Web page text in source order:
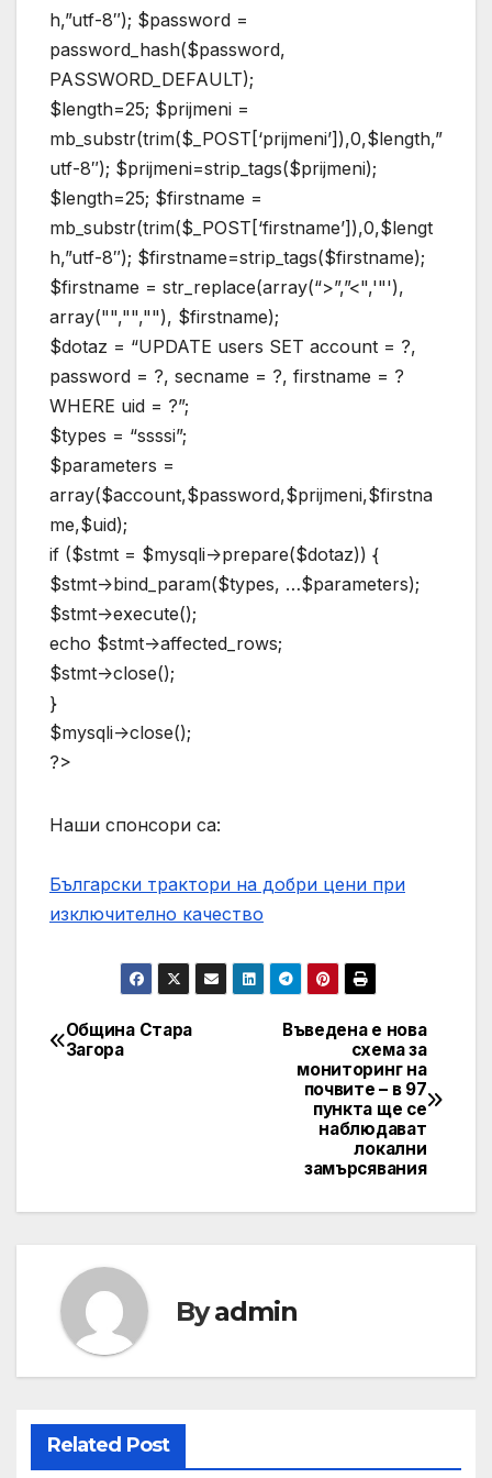
h,”utf-8″); $password =
password_hash($password,
PASSWORD_DEFAULT);
$length=25; $prijmeni =
mb_substr(trim($_POST[‘prijmeni’]),0,$length,”
utf-8″); $prijmeni=strip_tags($prijmeni);
$length=25; $firstname =
mb_substr(trim($_POST[‘firstname’]),0,$lengt
h,”utf-8″); $firstname=strip_tags($firstname);
$firstname = str_replace(array(“>”,”<",'"'),
array("","",""), $firstname);
$dotaz = “UPDATE users SET account = ?,
password = ?, secname = ?, firstname = ?
WHERE uid = ?”;
$types = “ssssi”;
$parameters =
array($account,$password,$prijmeni,$firstna
me,$uid);
if ($stmt = $mysqli->prepare($dotaz)) {
$stmt->bind_param($types, …$parameters);
$stmt->execute();
echo $stmt->affected_rows;
$stmt->close();
}
$mysqli->close();
?>
Наши спонсори са:
Български трактори на добри цени при
изключително качество
Post
Въведена е нова
схема за
мониторинг на
почвите – в 97
пункта ще се
наблюдават
локални
замърсявания
Община Стара
Загора
Byadmin
Related Post